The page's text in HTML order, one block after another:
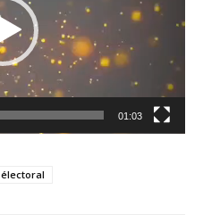
01:03
électoral